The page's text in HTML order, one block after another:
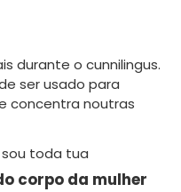
durante o cunnilingus.
ser usado para
concentra noutras
corpo da mulher